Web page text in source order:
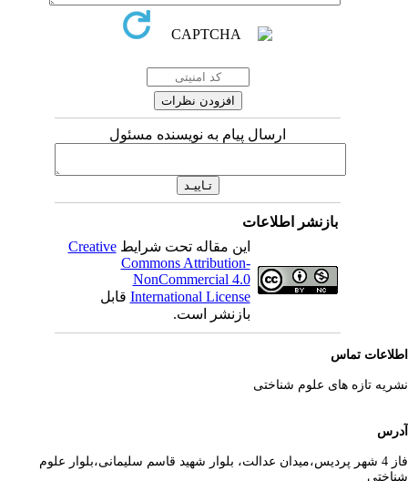
ارسال پیام به نویسنده مسئول
بازنشر اطلاعات
این مقاله تحت شرایطCreative
Commons Attribution-
NonCommercial 4.0
International Licenseقابل
بازنشر است.
تماس
تازه های علوم شناختی
فاز 4 شهر پردیس،میدان عدالت، بلوار شهید قاسم سلیمانی،بلوار علوم